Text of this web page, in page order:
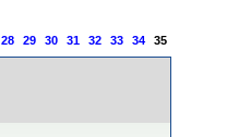
28 29 30 31 32 33 34 35